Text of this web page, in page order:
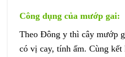
Công dụng của mướp gai:
Theo Đông y thì cây mướp
có vị cay, tính ấm. Cùng